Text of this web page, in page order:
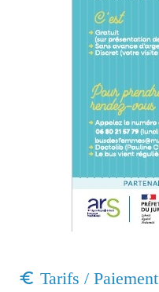
Tarifs / Paiement